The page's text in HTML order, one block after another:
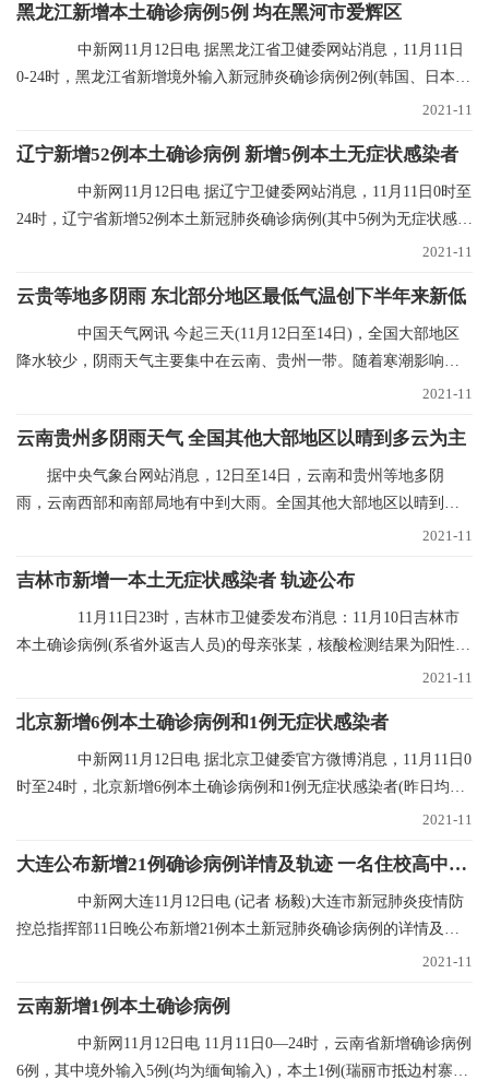
黑龙江新增本土确诊病例5例 均在黑河市爱辉区
中新网11月12日电 据黑龙江省卫健委网站消息，11月11日
0-24时，黑龙江省新增境外输入新冠肺炎确诊病例2例(韩国、日本输
2021-11
辽宁新增52例本土确诊病例 新增5例本土无症状感染者
中新网11月12日电 据辽宁卫健委网站消息，11月11日0时至
24时，辽宁省新增52例本土新冠肺炎确诊病例(其中5例为无症状感染
2021-11
云贵等地多阴雨 东北部分地区最低气温创下半年来新低
中国天气网讯 今起三天(11月12日至14日)，全国大部地区
降水较少，阴雨天气主要集中在云南、贵州一带。随着寒潮影响结
2021-11
云南贵州多阴雨天气 全国其他大部地区以晴到多云为主
据中央气象台网站消息，12日至14日，云南和贵州等地多阴
雨，云南西部和南部局地有中到大雨。全国其他大部地区以晴到多
2021-11
吉林市新增一本土无症状感染者 轨迹公布
11月11日23时，吉林市卫健委发布消息：11月10日吉林市
本土确诊病例(系省外返吉人员)的母亲张某，核酸检测结果为阳性，
2021-11
北京新增6例本土确诊病例和1例无症状感染者
中新网11月12日电 据北京卫健委官方微博消息，11月11日0
时至24时，北京新增6例本土确诊病例和1例无症状感染者(昨日均已
2021-11
大连公布新增21例确诊病例详情及轨迹 一名住校高中生确诊
中新网大连11月12日电 (记者 杨毅)大连市新冠肺炎疫情防
控总指挥部11日晚公布新增21例本土新冠肺炎确诊病例的详情及行
2021-11
云南新增1例本土确诊病例
中新网11月12日电 11月11日0—24时，云南省新增确诊病例
6例，其中境外输入5例(均为缅甸输入)，本土1例(瑞丽市抵边村寨重